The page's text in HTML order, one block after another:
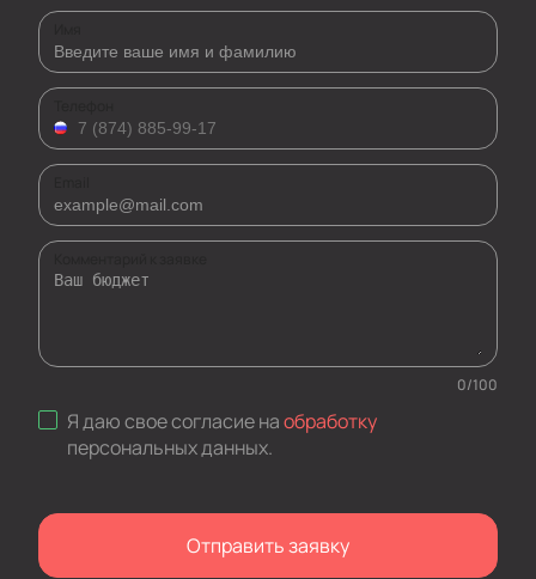
0/100
Я даю свое согласие наобработку
персональных данных.
Отправить заявку